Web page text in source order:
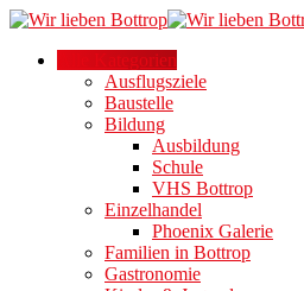
Alle Kategorien
Ausflugsziele
Baustelle
Bildung
Ausbildung
Schule
VHS Bottrop
Einzelhandel
Phoenix Galerie
Familien in Bottrop
Gastronomie